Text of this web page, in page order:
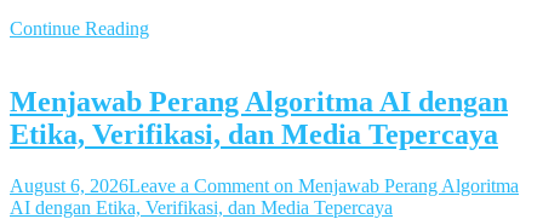
Continue Reading
Menjawab Perang Algoritma AI dengan
Etika, Verifikasi, dan Media Tepercaya
August 6, 2026Leave a Comment on Menjawab Perang Algoritma
AI dengan Etika, Verifikasi, dan Media Tepercaya